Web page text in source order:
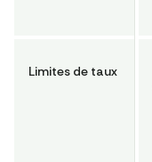
Limites de taux